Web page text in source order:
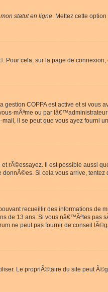
statut en ligne. Mettez cette option
Pour cela, sur la page de connexion,
COPPA est active et si
mÃªme ou par
il se peut que vous ayez fourni
rÃ©essayez. Il est possible aussi
Si cela vous arrive,
recueillir des informations de
13 ans. Si vous nâ€™Ãªtes pas
ne peut pas fournir de conseil
Le propriÃ©taire du site peut